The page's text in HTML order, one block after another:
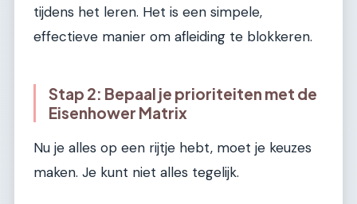
tijdens het leren. Het is een simpele,
effectieve manier om afleiding te blokkeren.
Stap 2: Bepaal je prioriteiten met de
Eisenhower Matrix
Nu je alles op een rijtje hebt, moet je keuzes
maken. Je kunt niet alles tegelijk.